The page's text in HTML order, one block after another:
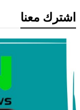
اشترك معنا